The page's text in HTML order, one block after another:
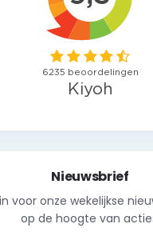
Nieuwsbrief
voor onze wekelijkse
op de hoogte van